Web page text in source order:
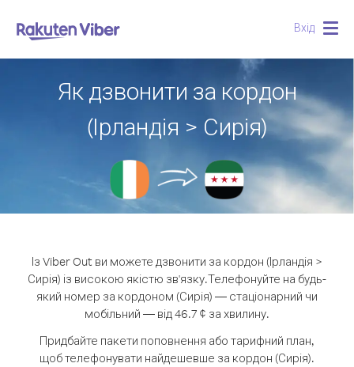
Вхід
Як дзвонити за кордон
(Ірландія > Сирія)
Із Viber Out ви можете дзвонити за кордон (Ірландія >
Сирія) із високою якістю зв'язку.Телефонуйте на будь-
який номер за кордоном (Сирія) — стаціонарний чи
мобільний — від 46.7 ¢ за хвилину.
Придбайте пакети поповнення або тарифний план,
щоб телефонувати найдешевше за кордон (Сирія).